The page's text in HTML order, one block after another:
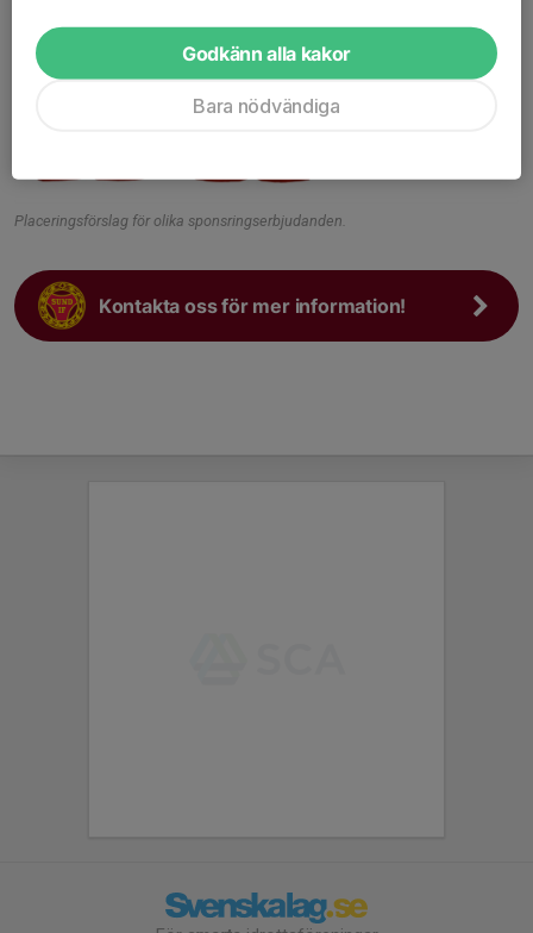
Placeringsförslag för olika sponsringserbjudanden.
Kontakta oss för mer information!
Godkänn alla kakor
Bara nödvändiga